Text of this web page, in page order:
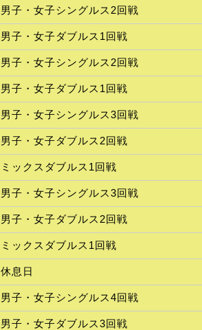
男子・女子シングルス2回戦
男子・女子ダブルス1回戦
男子・女子シングルス2回戦
男子・女子ダブルス1回戦
男子・女子シングルス3回戦
男子・女子ダブルス2回戦
ミックスダブルス1回戦
男子・女子シングルス3回戦
男子・女子ダブルス2回戦
ミックスダブルス1回戦
休息日
男子・女子シングルス4回戦
男子・女子ダブルス3回戦